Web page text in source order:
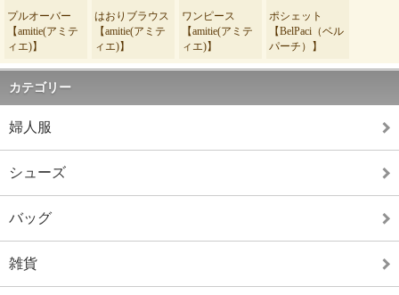
カテゴリー
婦人服
シューズ
バッグ
雑貨